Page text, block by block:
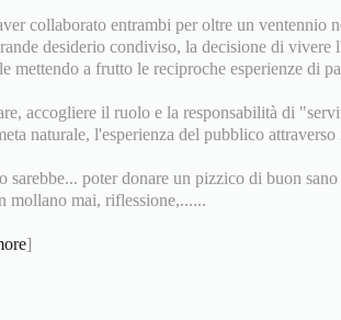
collaborato entrambi per oltre un
desiderio condiviso, la decisione di vivere
mettendo a frutto le reciproche esperienze di
accogliere il ruolo e la responsabilità di
naturale, l'esperienza del pubblico
sarebbe... poter donare un pizzico di buon
mollano mai, riflessione,......
]